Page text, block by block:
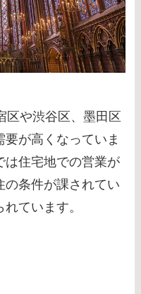
区や渋谷区、墨田区
が高くなっていま
は住宅地での営業が
の条件が課されてい
ています。